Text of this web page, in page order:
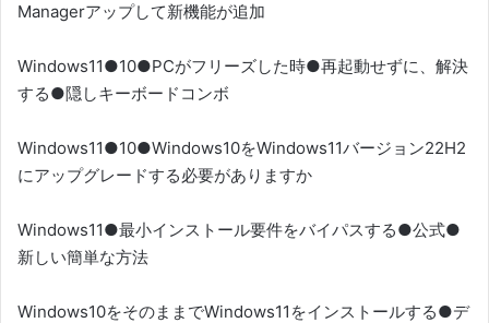
Managerアップして新機能が追加
Windows11●10●PCがフリーズした時●再起動せずに、解決
する●隠しキーボードコンボ
Windows11●10●Windows10をWindows11バージョン22H2
にアップグレードする必要がありますか
Windows11●最小インストール要件をバイパスする●公式●
新しい簡単な方法
Windows10をそのままでWindows11をインストールする●デ